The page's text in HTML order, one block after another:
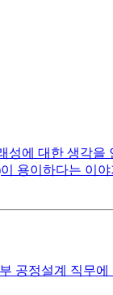
에 대한 생각을
용이하다는 이
공정설계 직무